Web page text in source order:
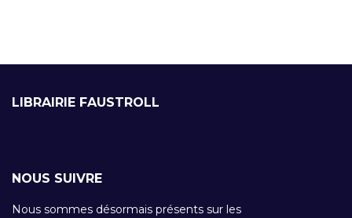
LIBRAIRIE FAUSTROLL
NOUS SUIVRE
Nous sommes désormais présents sur les